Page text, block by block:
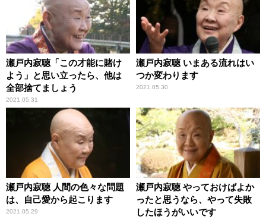
瀬戸内寂聴「この才能に賭け
よう」と思い立ったら、他は
全部捨てましょう
2021.05.31
瀬戸内寂聴 いまある流れはい
つか変わります
2021.05.30
瀬戸内寂聴 人間の色々な問題
は、自己愛から起こります
2021.05.29
瀬戸内寂聴 やっておけばよか
ったと思うなら、やって失敗
したほうがいいです